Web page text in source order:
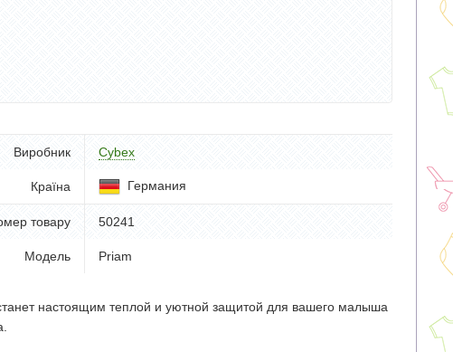
Виробник Cybex
Країна Германия
товару 50241
Модель Priam
настоящим теплой и уютной защитой для вашего малыша